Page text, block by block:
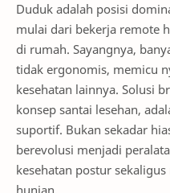
Duduk adalah posisi
mulai dari bekerja remote
di rumah. Sayangnya,
tidak ergonomis, memicu
kesehatan lainnya. Solusi
konsep santai lesehan,
suportif. Bukan sekadar
berevolusi menjadi
kesehatan postur